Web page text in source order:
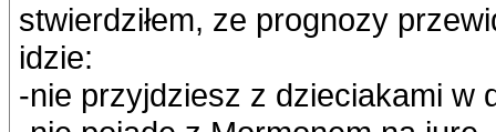
stwierdziłem, ze prognozy
idzie:
-nie przyjdziesz z dzieciakami w